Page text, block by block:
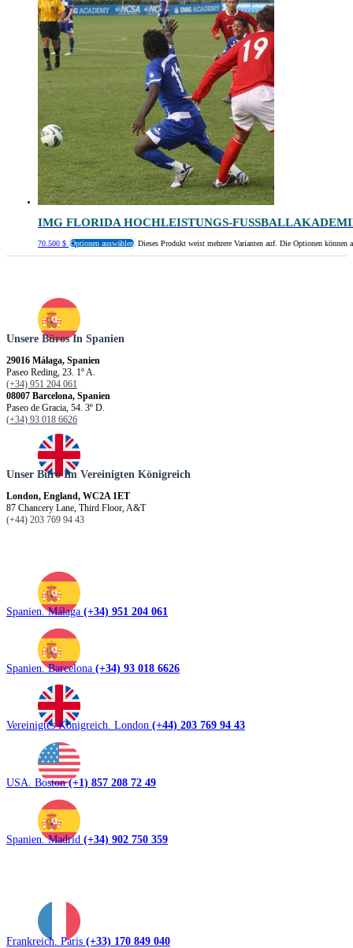
IMG FLORIDA HOCHLEISTUNGS-FUSSBALLAKADEMIE
70.500 $ Optionen auswählen Dieses Produkt weist mehrere Varianten auf. Die Optionen können
Unsere Büros In Spanien
29016 Málaga, Spanien
Paseo Reding, 23. 1º A.
(+34) 951 204 061
08007 Barcelona, Spanien
Paseo de Gracia, 54. 3º D.
(+34) 93 018 6626
Unser Büro Im Vereinigten Königreich
London, England, WC2A 1ET
87 Chancery Lane, Third Floor, A&T
(+44) 203 769 94 43
Spanien. Málaga (+34) 951 204 061
Spanien. Barcelona (+34) 93 018 6626
Vereinigtes Königreich. London (+44) 203 769 94 43
USA. Boston(+1) 857 208 72 49
Spanien. Madrid (+34) 902 750 359
Frankreich. Paris (+33) 170 849 040